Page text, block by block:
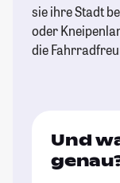
sie ihre Stadt
oder
die
Und